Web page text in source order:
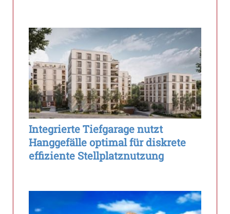
Integrierte Tiefgarage nutzt
Hanggefälle optimal für diskrete
effiziente Stellplatznutzung